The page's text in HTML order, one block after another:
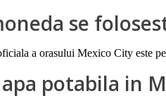
se
a orasului Mexico City este
apa potabila in